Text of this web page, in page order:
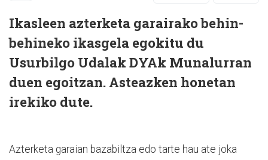
Ikasleen azterketa garairako behin-
behineko ikasgela egokitu du
Usurbilgo Udalak DYAk Munalurran
duen egoitzan. Asteazken honetan
irekiko dute.
Azterketa garaian bazabiltza edo tarte hau ate joka